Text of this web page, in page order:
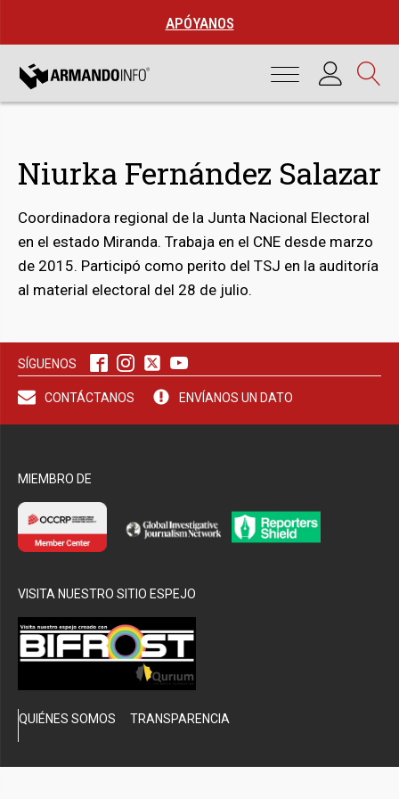
APÓYANOS
Niurka Fernández Salazar
Coordinadora regional de la Junta Nacional Electoral
en el estado Miranda. Trabaja en el CNE desde marzo
de 2015. Participó como perito del TSJ en la auditoría
al material electoral del 28 de julio.
SÍGUENOS
CONTÁCTANOS ENVÍANOS UN DATO
MIEMBRO DE
VISITA NUESTRO SITIO ESPEJO
QUIÉNES SOMOS TRANSPARENCIA